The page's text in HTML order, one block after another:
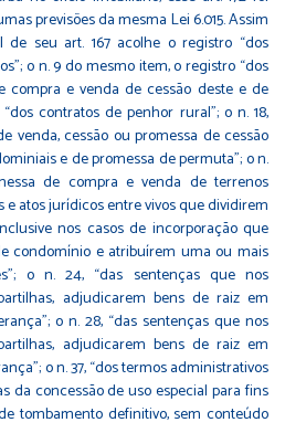
previsões da mesma Lei 6.015. Assim
seu art. 167 acolhe o registro “dos
o n. 9 do mesmo item, o registro “dos
compra e venda de cessão deste e de
contratos de penhor rural”; o n. 18,
venda, cessão ou promessa de cessão
e de promessa de permuta”; o n.
de compra e venda de terrenos
e atos jurídicos entre vivos que dividirem
nos casos de incorporação que
condomínio e atribuírem uma ou mais
o n. 24, “das sentenças que nos
adjudicarem bens de raiz em
o n. 28, “das sentenças que nos
adjudicarem bens de raiz em
o n. 37, “dos termos administrativos
da concessão de uso especial para fins
tombamento definitivo, sem conteúdo